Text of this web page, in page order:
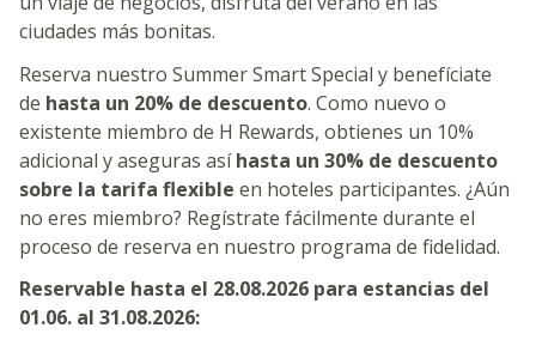
ciudades más bonitas.
Reserva nuestro Summer Smart Special y benefíciate
de hasta un 20% de descuento. Como nuevo o
existente miembro de H Rewards, obtienes un 10%
adicional y aseguras asíhasta un 30% de descuento
sobre la tarifa flexible en hoteles participantes. ¿Aún
no eres miembro? Regístrate fácilmente durante el
proceso de reserva en nuestro programa de fidelidad.
Reservable hasta el 28.08.2026 para estancias del
01.06. al 31.08.2026: